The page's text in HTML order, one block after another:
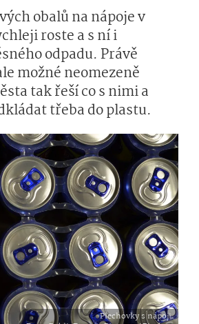
obalů na nápoje v
roste a s ní i
odpadu. Právě
možné neomezeně
tak řeší co s nimi a
třeba do plastu.
Plechovky s nápoji